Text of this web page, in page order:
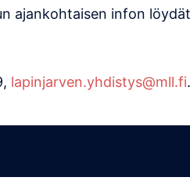
ajankohtaisen infon löydät
lapinjarven.yhdistys@mll.fi.